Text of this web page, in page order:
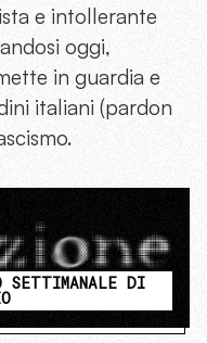
e intollerante
oggi,
in guardia e
italiani (pardon
DI